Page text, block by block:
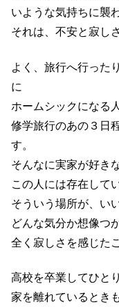
いような気持ちに襲
それは、不安と寂しさ
よく、旅行へ行った
に
ホームシックになる
修学旅行のあの３日
す。
そんなに実家が好き
この人には存在して
そういう場所が、い
どんな気分か想像つ
全く寂しさを感じた
高校を卒業してひと
家を離れているときも